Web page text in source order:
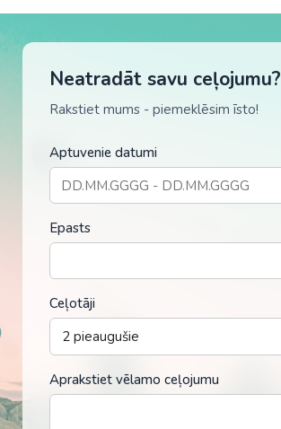
Neatradāt savu ceļojumu?
Rakstiet mums - piemeklēsim īsto!
Aptuvenie datumi
Epasts
Ceļotāji
Aprakstiet vēlamo ceļojumu